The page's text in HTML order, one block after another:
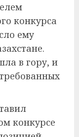
конкурса
ему
в гору, и
конкурсе